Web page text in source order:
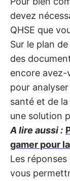
devez
QHSE que
Sur le plan
des
encore avez-
pour
santé et de
une solution
A lire aussi :
gamer pour
Les
vous